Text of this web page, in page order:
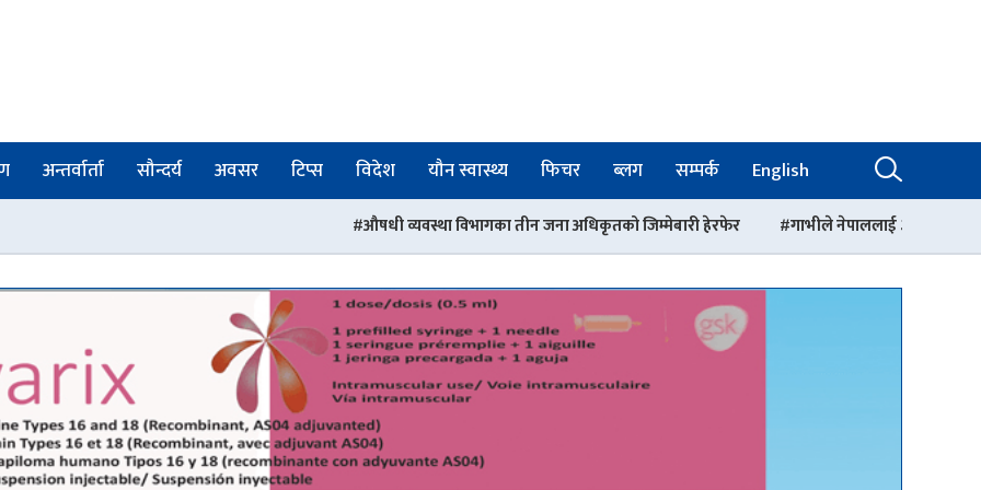
अन्तर्वार्ता सौन्दर्य अवसर टिप्स विदेश यौन स्वास्थ्य फिचर ब्लग सम्पर्क English
औषधी व्यवस्था विभागका तीन जना अधिकृतको जिम्मेबारी हेरफेर गाभीले नेपाललाई ३ करोड ९६ लाख डलर बराबरको खोप